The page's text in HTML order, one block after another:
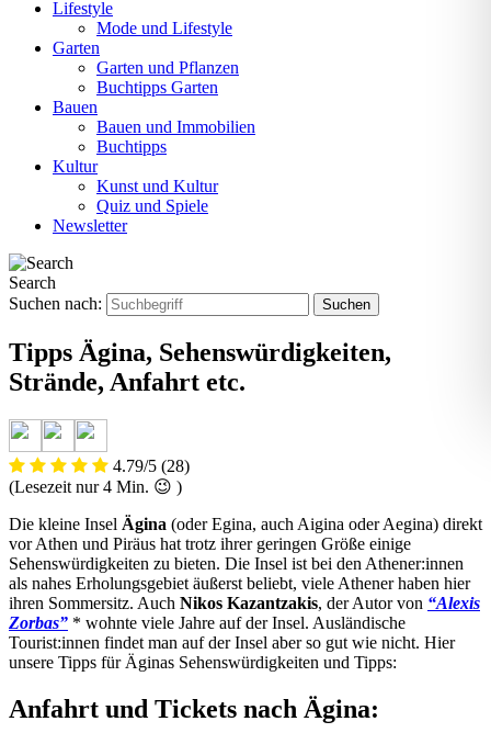
Lifestyle
Mode und Lifestyle
Garten
Garten und Pflanzen
Buchtipps Garten
Bauen
Bauen und Immobilien
Buchtipps
Kultur
Kunst und Kultur
Quiz und Spiele
Newsletter
Search
Suchen nach:
Tipps Ägina, Sehenswürdigkeiten,
Strände, Anfahrt etc.
4.79/5 (28)
(Lesezeit nur 4 Min. 😉 )
Die kleine Insel Ägina (oder Egina, auch Aigina oder Aegina) direkt
vor Athen und Piräus hat trotz ihrer geringen Größe einige
Sehenswürdigkeiten zu bieten. Die Insel ist bei den Athener:innen
als nahes Erholungsgebiet äußerst beliebt, viele Athener haben hier
ihren Sommersitz. Auch Nikos Kazantzakis, der Autor von “Alexis
Zorbas” * wohnte viele Jahre auf der Insel. Ausländische
Tourist:innen findet man auf der Insel aber so gut wie nicht. Hier
unsere Tipps für Äginas Sehenswürdigkeiten und Tipps:
Anfahrt und Tickets nach Ägina: